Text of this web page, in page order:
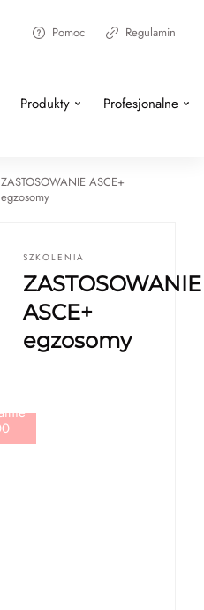
Pomoc Regulamin
Produkty Profesjonalne
ZASTOSOWANIE ASCE+
egzosomy
SZKOLENIA
ZASTOSOWANIE
ASCE+
egzosomy